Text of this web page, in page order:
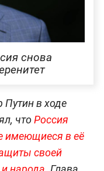
снова
в ходе
чтоРоссия
имеющиеся в её
своей